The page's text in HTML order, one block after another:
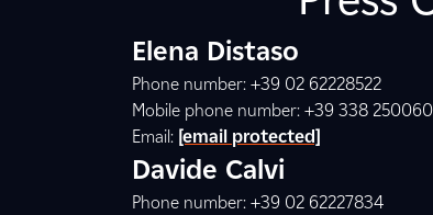
Elena Distaso
Phone number: +39 02 62228522
Mobile phone number: +39 338
Email: [email protected]
Davide Calvi
Phone number: +39 02 62227834